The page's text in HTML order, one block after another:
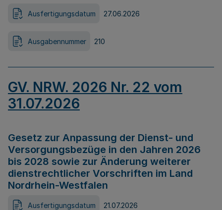
Ausfertigungsdatum 27.06.2026
Ausgabennummer 210
GV. NRW. 2026 Nr. 22 vom
31.07.2026
Gesetz zur Anpassung der Dienst- und
Versorgungsbezüge in den Jahren 2026
bis 2028 sowie zur Änderung weiterer
dienstrechtlicher Vorschriften im Land
Nordrhein-Westfalen
Ausfertigungsdatum 21.07.2026